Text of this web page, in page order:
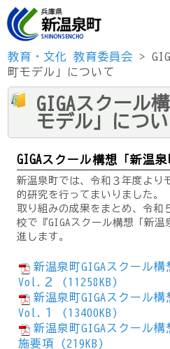
教育・文化 教育委員会 >
町モデル」について
GIGAスクール
モデル」につ
GIGAスクール構想「新温泉
新温泉町では、令和３年度より
的研究を行ってまいりました。
取り組みの成果をまとめ、令和
校で『GIGAスクール構想「新
進します。
新温泉町GIGAスクール構
Vol.２ (11258KB)
新温泉町GIGAスクール構
Vol.１ (13400KB)
新温泉町GIGAスクール
施要項 (219KB)